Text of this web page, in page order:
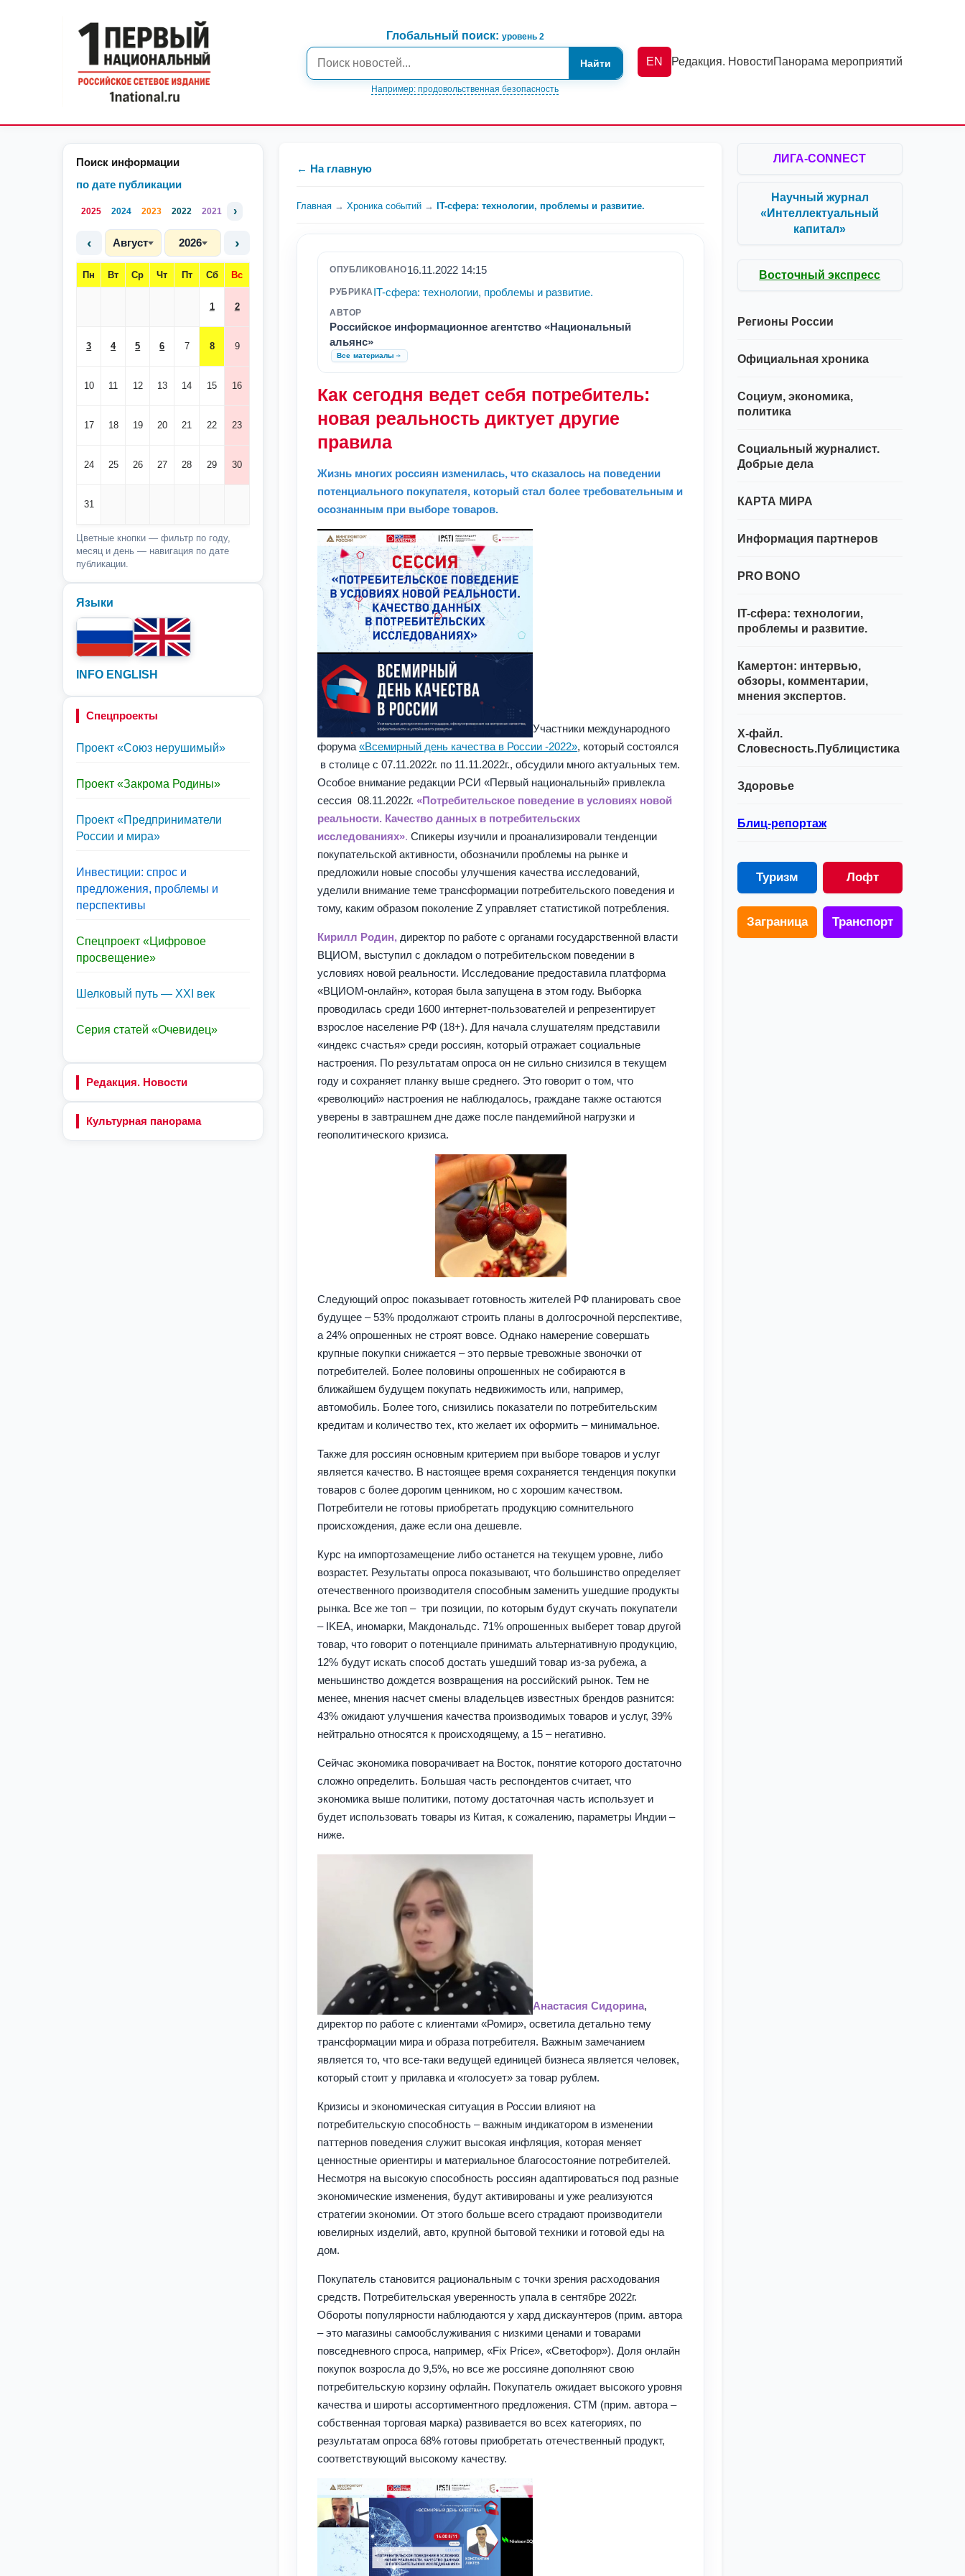
Глобальный поиск: уровень 2
Найти
Например: продовольственная безопасность
EN Редакция. НовостиПанорама мероприятий
Поиск информации
по дате публикации
2025 2024 2023 2022 2021 ›
‹ Август 2026 ›
Пн Вт Ср Чт Пт Сб Вс
1 2
3 4 5 6 7 8 9
10 11 12 13 14 15 16
17 18 19 20 21 22 23
24 25 26 27 28 29 30
31
Цветные кнопки — фильтр по году,
месяц и день — навигация по дате
публикации.
Языки
INFO ENGLISH
Спецпроекты
Проект «Союз нерушимый»
Проект «Закрома Родины»
Проект «Предприниматели
России и мира»
Инвестиции: спрос и
предложения, проблемы и
перспективы
Спецпроект «Цифровое
просвещение»
Шелковый путь — XXI век
Серия статей «Очевидец»
Редакция. Новости
Культурная панорама
← На главную
Главная → Хроника событий → IT-сфера: технологии, проблемы и развитие.
ОПУБЛИКОВАНО16.11.2022 14:15
РУБРИКАIT-сфера: технологии, проблемы и развитие.
АВТОР
Российское информационное агентство «Национальный
альянс»
Все материалы
Как сегодня ведет себя потребитель:
новая реальность диктует другие
правила
Жизнь многих россиян изменилась, что сказалось на поведении
потенциального покупателя, который стал более требовательным и
осознанным при выборе товаров.
Участники международного
форума«Всемирный день качества в России -2022», который состоялся
в столице с 07.11.2022г. по 11.11.2022г., обсудили много актуальных тем.
Особое внимание редакции РСИ «Первый национальный» привлекла
сессия 08.11.2022г.«Потребительское поведение в условиях новой
реальности. Качество данных в потребительских
исследованиях».Спикеры изучили и проанализировали тенденции
покупательской активности, обозначили проблемы на рынке и
предложили новые способы улучшения качества исследований,
уделили внимание теме трансформации потребительского поведения и
тому, каким образом поколение Z управляет статистикой потребления.
Кирилл Родин, директор по работе с органами государственной власти
ВЦИОМ, выступил с докладом о потребительском поведении в
условиях новой реальности. Исследование предоставила платформа
«ВЦИОМ-онлайн», которая была запущена в этом году. Выборка
проводилась среди 1600 интернет-пользователей и репрезентирует
взрослое население РФ (18+). Для начала слушателям представили
«индекс счастья» среди россиян, который отражает социальные
настроения. По результатам опроса он не сильно снизился в текущем
году и сохраняет планку выше среднего. Это говорит о том, что
«революций» настроения не наблюдалось, граждане также остаются
уверены в завтрашнем дне даже после пандемийной нагрузки и
геополитического кризиса.
Следующий опрос показывает готовность жителей РФ планировать свое
будущее – 53% продолжают строить планы в долгосрочной перспективе,
а 24% опрошенных не строят вовсе. Однако намерение совершать
крупные покупки снижается – это первые тревожные звоночки от
потребителей. Более половины опрошенных не собираются в
ближайшем будущем покупать недвижимость или, например,
автомобиль. Более того, снизились показатели по потребительским
кредитам и количество тех, кто желает их оформить – минимальное.
Также для россиян основным критерием при выборе товаров и услуг
является качество. В настоящее время сохраняется тенденция покупки
товаров с более дорогим ценником, но с хорошим качеством.
Потребители не готовы приобретать продукцию сомнительного
происхождения, даже если она дешевле.
Курс на импортозамещение либо останется на текущем уровне, либо
возрастет. Результаты опроса показывают, что большинство определяет
отечественного производителя способным заменить ушедшие продукты
рынка. Все же топ – три позиции, по которым будут скучать покупатели
– IKEA, иномарки, Макдональдс. 71% опрошенных выберет товар другой
товар, что говорит о потенциале принимать альтернативную продукцию,
12% будут искать способ достать ушедший товар из-за рубежа, а
меньшинство дождется возвращения на российский рынок. Тем не
менее, мнения насчет смены владельцев известных брендов разнится:
43% ожидают улучшения качества производимых товаров и услуг, 39%
нейтрально относятся к происходящему, а 15 – негативно.
Сейчас экономика поворачивает на Восток, понятие которого достаточно
сложно определить. Большая часть респондентов считает, что
экономика выше политики, потому достаточная часть использует и
будет использовать товары из Китая, к сожалению, параметры Индии –
ниже.
Анастасия Сидорина,
директор по работе с клиентами «Ромир», осветила детально тему
трансформации мира и образа потребителя. Важным замечанием
является то, что все-таки ведущей единицей бизнеса является человек,
который стоит у прилавка и «голосует» за товар рублем.
Кризисы и экономическая ситуация в России влияют на
потребительскую способность – важным индикатором в изменении
паттернов поведения служит высокая инфляция, которая меняет
ценностные ориентиры и материальное благосостояние потребителей.
Несмотря на высокую способность россиян адаптироваться под разные
экономические изменения, будут активированы и уже реализуются
стратегии экономии. От этого больше всего страдают производители
ювелирных изделий, авто, крупной бытовой техники и готовой еды на
дом.
Покупатель становится рациональным с точки зрения расходования
средств. Потребительская уверенность упала в сентябре 2022г.
Обороты популярности наблюдаются у хард дискаунтеров (прим. автора
– это магазины самообслуживания с низкими ценами и товарами
повседневного спроса, например, «Fix Price», «Светофор»). Доля онлайн
покупок возросла до 9,5%, но все же россияне дополняют свою
потребительскую корзину офлайн. Покупатель ожидает высокого уровня
качества и широты ассортиментного предложения. СТМ (прим. автора –
собственная торговая марка) развивается во всех категориях, по
результатам опроса 68% готовы приобретать отечественный продукт,
соответствующий высокому качеству.
ЛИГА-CONNECT
Научный журнал
«Интеллектуальный
капитал»
Восточный экспресс
Регионы России
Официальная хроника
Социум, экономика,
политика
Социальный журналист.
Добрые дела
КАРТА МИРА
Информация партнеров
PRO BONO
IT-сфера: технологии,
проблемы и развитие.
Камертон: интервью,
обзоры, комментарии,
мнения экспертов.
Х-файл.
Словесность.Публицистика
Здоровье
Блиц-репортаж
Туризм Лофт
Заграница Транспорт